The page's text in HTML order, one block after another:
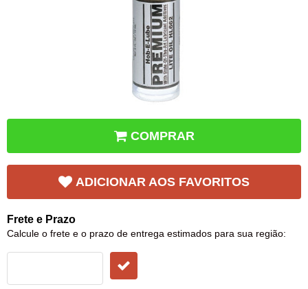
COMPRAR
ADICIONAR AOS FAVORITOS
Frete e Prazo
Calcule o frete e o prazo de entrega estimados para sua região: